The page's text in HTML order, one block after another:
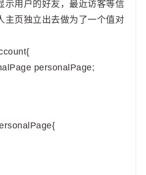
示用户的好友，最近访客等信
主页独立出去做为了一个值对
personalPage;